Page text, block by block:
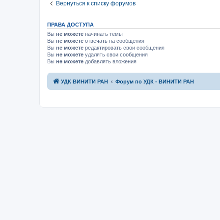
Вернуться к списку форумов
ПРАВА ДОСТУПА
Вы не можете начинать темы
Вы не можете отвечать на сообщения
Вы не можете редактировать свои сообщения
Вы не можете удалять свои сообщения
Вы не можете добавлять вложения
УДК ВИНИТИ РАН Форум по УДК - ВИНИТИ РАН